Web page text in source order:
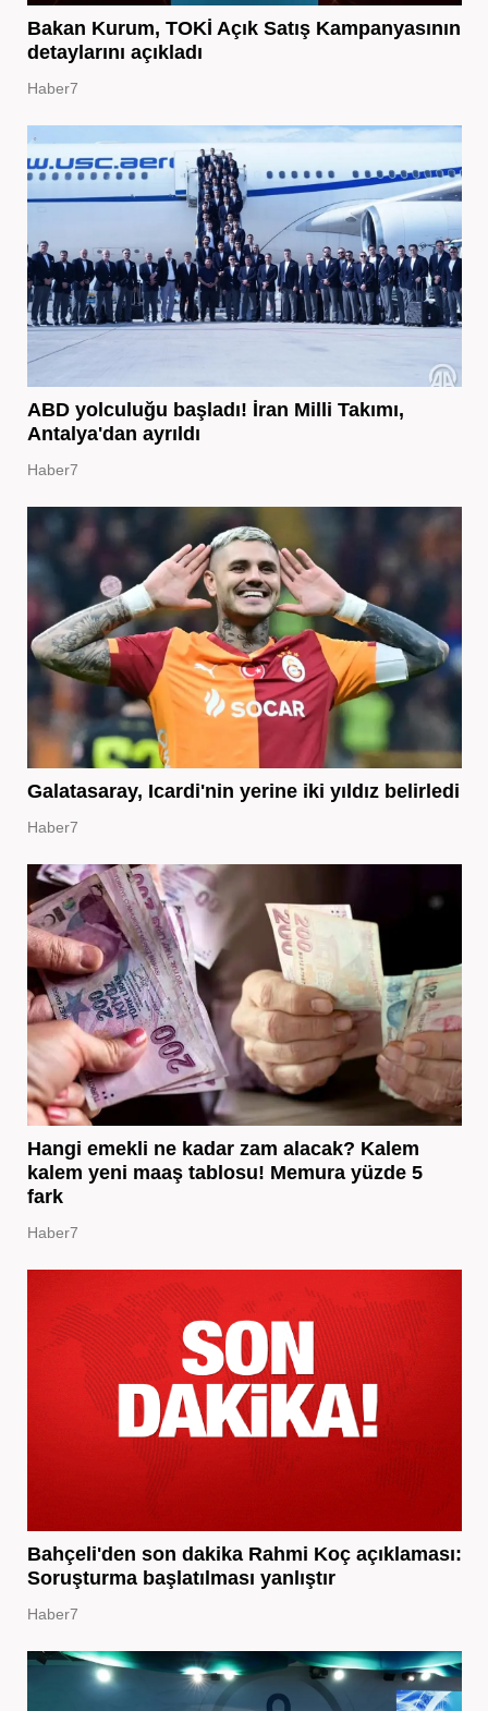
Bakan Kurum, TOKİ Açık Satış Kampanyasının
detaylarını açıkladı
Haber7
ABD yolculuğu başladı! İran Milli Takımı,
Antalya'dan ayrıldı
Haber7
Galatasaray, Icardi'nin yerine iki yıldız belirledi
Haber7
Hangi emekli ne kadar zam alacak? Kalem
kalem yeni maaş tablosu! Memura yüzde 5
fark
Haber7
Bahçeli'den son dakika Rahmi Koç açıklaması:
Soruşturma başlatılması yanlıştır
Haber7